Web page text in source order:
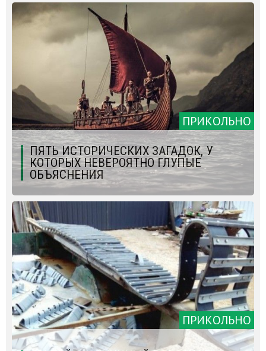
ПРИКОЛЬНО
ПЯТЬ ИСТОРИЧЕСКИХ ЗАГАДОК, У
КОТОРЫХ НЕВЕРОЯТНО ГЛУПЫЕ
ОБЪЯСНЕНИЯ
ПРИКОЛЬНО